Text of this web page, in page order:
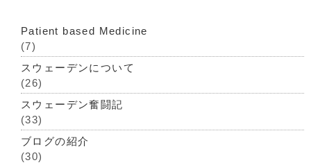
Patient based Medicine
(7)
スウェーデンについて
(26)
スウェーデン奮闘記
(33)
ブログの紹介
(30)